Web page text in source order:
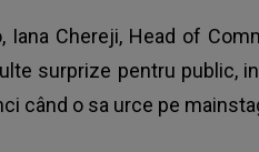
Chereji, Head of
surprize pentru public,
când o sa urce pe